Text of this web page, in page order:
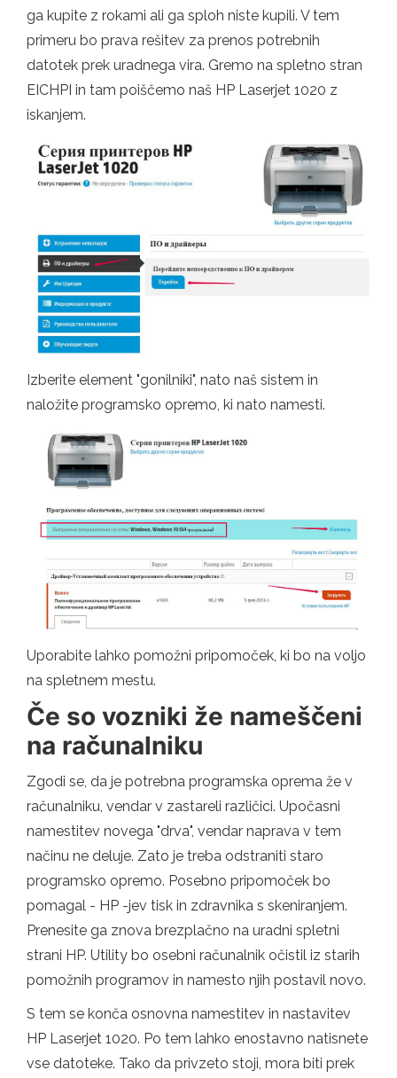
ga kupite z rokami ali ga sploh niste kupili. V tem
primeru bo prava rešitev za prenos potrebnih
datotek prek uradnega vira. Gremo na spletno stran
EICHPI in tam poiščemo naš HP Laserjet 1020 z
iskanjem.
Izberite element "gonilniki", nato naš sistem in
naložite programsko opremo, ki nato namesti.
Uporabite lahko pomožni pripomoček, ki bo na voljo
na spletnem mestu.
Če so vozniki že nameščeni
na računalniku
Zgodi se, da je potrebna programska oprema že v
računalniku, vendar v zastareli različici. Upočasni
namestitev novega "drva", vendar naprava v tem
načinu ne deluje. Zato je treba odstraniti staro
programsko opremo. Posebno pripomoček bo
pomagal - HP -jev tisk in zdravnika s skeniranjem.
Prenesite ga znova brezplačno na uradni spletni
strani HP. Utility bo osebni računalnik očistil iz starih
pomožnih programov in namesto njih postavil novo.
S tem se konča osnovna namestitev in nastavitev
HP Laserjet 1020. Po tem lahko enostavno natisnete
vse datoteke. Tako da privzeto stoji, mora biti prek